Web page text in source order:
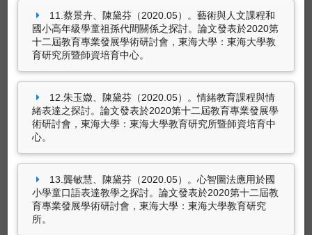
林筱琲、陳黛芬*（2022.10）。代間學習策略融
入國小社會領域課程之祖孫親密感研究。論文發
表於2022 「共創全齡友善社會」代間學習融入
課程之教學研究成果發表暨代間方案學術研討
會，線上：國立中正大學成人及繼續教育學系。
專書部份章節
11.蔡景卉、陳黛芬（2020.05）。藝術與人文課程和
國小高年級學童祖孫代間關係之探討。論文發表於2020第
十二屆教育專業發展學術研討會，東海大學：東海大學教
育研究所暨師資培育中心。
12.朱玉媺、陳黛芬（2020.05）。情緒教育課程與情
緒表達之探討。論文發表於2020第十二屆教育專業發展學
術研討會，東海大學：東海大學教育研究所暨師資培育中
心。
13.龔敏慧、陳黛芬（2020.05）。心智圖法應用於國
小學童口語表達教學之探討。論文發表於2020第十二屆教
育專業發展學術研討會，東海大學：東海大學教育研究
所。